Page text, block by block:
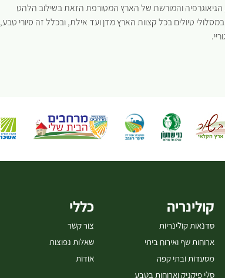
הגיאוגרפיה והמורשת של הארץ המטורפת הזאת בשילוב הלהט
טיולים בכל קצוות הארץ מדן ועד אילת, ובכלל זה סיורי טבע,
קולינריה
סדנאות קולינריות
ארוחות שף ואירוח ביתי
מסעדות ובתי קפה
סלי פיקניק וארוחות בטבע
כללי
צור קשר
שאלות נפוצות
אודות